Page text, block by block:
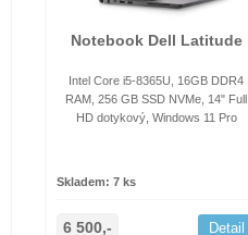
Notebook Dell Latitude
Intel Core i5-8365U, 16GB DDR4
RAM, 256 GB SSD NVMe, 14" Full
HD dotykový, Windows 11 Pro
Skladem: 7 ks
6 500,- Detail